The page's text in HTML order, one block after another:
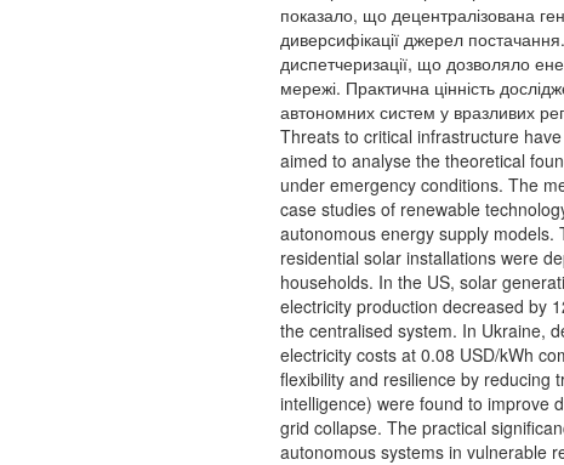
показало, що децентралізована
диверсифікації джерел
диспетчеризації, що дозволяло
мережі. Практична цінність
автономних систем у вразливих
Threats to critical infrastructure
aimed to analyse the theoretical
under emergency conditions. The
case studies of renewable
autonomous energy supply
residential solar installations were
households. In the US, solar
electricity production decreased by
the centralised system. In Ukraine,
electricity costs at 0.08 USD/kWh
flexibility and resilience by reducing
intelligence) were found to improve
grid collapse. The practical
autonomous systems in vulnerable